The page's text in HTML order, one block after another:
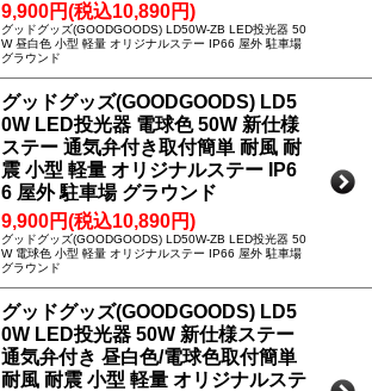
9,900円(税込10,890円)
グッドグッズ(GOODGOODS) LD50W-ZB LED投光器 50
W 昼白色 小型 軽量 オリジナルステー IP66 屋外 駐車場
グラウンド
グッドグッズ(GOODGOODS) LD5
0W LED投光器 電球色 50W 新仕様
ステー 通気弁付き取付簡単 耐風 耐
震 小型 軽量 オリジナルステー IP6
6 屋外 駐車場 グラウンド
9,900円(税込10,890円)
グッドグッズ(GOODGOODS) LD50W-ZB LED投光器 50
W 電球色 小型 軽量 オリジナルステー IP66 屋外 駐車場
グラウンド
グッドグッズ(GOODGOODS) LD5
0W LED投光器 50W 新仕様ステー
通気弁付き 昼白色/電球色取付簡単
耐風 耐震 小型 軽量 オリジナルステ